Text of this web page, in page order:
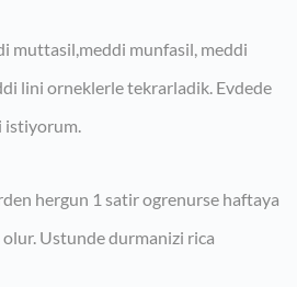
muttasil,meddi munfasil, meddi
lini orneklerle tekrarladik. Evdede
istiyorum.
hergun 1 satir ogrenurse haftaya
Ustunde durmanizi rica